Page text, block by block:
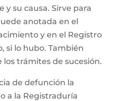
y su causa. Sirve para
anotada en el
y en el Registro
si lo hubo. También
trámites de sucesión.
de defunción la
a la Registraduría